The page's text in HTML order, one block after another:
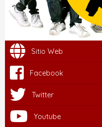
Sitio Web
Facebook
Twitter
Youtube